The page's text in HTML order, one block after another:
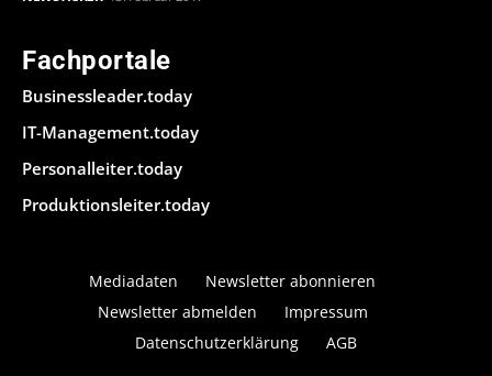
Fachportale
Businessleader.today
IT-Management.today
Personalleiter.today
Produktionsleiter.today
Mediadaten
Newsletter abonnieren
Newsletter abmelden
Impressum
Datenschutzerklärung
AGB